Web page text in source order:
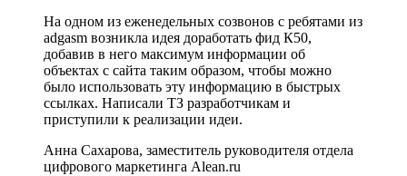
На одном из еженедельных созвонов с ребятами из
adgasm возникла идея доработать фид К50,
добавив в него максимум информации об
объектах с сайта таким образом, чтобы можно
было использовать эту информацию в быстрых
ссылках. Написали ТЗ разработчикам и
приступили к реализации идеи.
Анна Сахарова, заместитель руководителя отдела
цифрового маркетинга Alean.ru